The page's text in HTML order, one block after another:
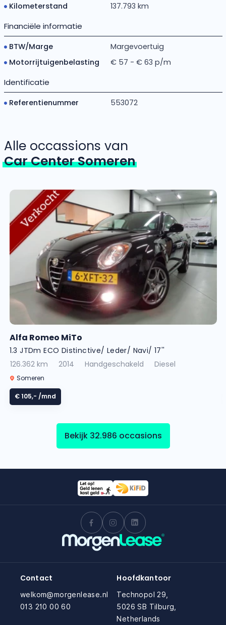
Kilometerstand
137.793 km
Financiële informatie
BTW/Marge
Margevoertuig
Motorrijtuigenbelasting
€ 57 - € 63 p/m
Identificatie
Referentienummer 553072
Alle occassions van
Car Center Someren
Alfa Romeo MiTo
1.3 JTDm ECO Distinctive/ Leder/ Navi/ 17''
126.362 km
2014 Handgeschakeld Diesel
Someren
€ 105,- /mnd
Bekijk 32.986 occasions
Contact
welkom@morgenlease.nl
013 210 00 60
Hoofdkantoor
Technopol 29,
5026 SB Tilburg,
Netherlands